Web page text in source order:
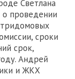
Светлана
о проведении
сроки
срок,
Андрей
и ЖКХ